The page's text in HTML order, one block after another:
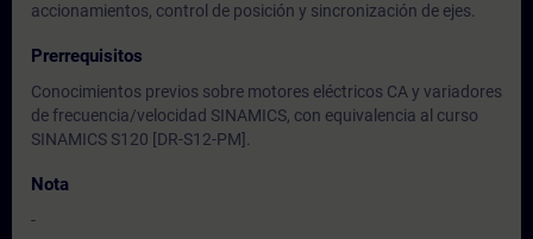
accionamientos, control de posición y sincronización de ejes.
Prerrequisitos
Conocimientos previos sobre motores eléctricos CA y variadores
de frecuencia/velocidad SINAMICS, con equivalencia al curso
SINAMICS S120 [DR-S12-PM].
Nota
-